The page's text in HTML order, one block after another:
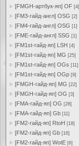
[FMGH-артбук-яп] OF [4]
[FM3-гайд-англ] OSG [2]
[FM4-гайд-англ] OSG [1]
[FME-гайд-англ] SSG [1]
[FM1st-гайд-яп] LSH [4]
[FM1st-гайд-яп] MG [25]
[FM1st-гайд-яп] OGs [11]
[FM1st-гайд-яп] OGp [9]
[FMGH-гайд-яп] MG [22]
[FMGH-гайд-яп] OG [3]
[FMA-гайд-яп] OG [28]
[FMA-гайд-яп] Gb [11]
[FM2-гайд-яп] RtoH [18]
[FM2-гайд-яп] Gb [16]
[FM2-гайд-яп] WotE [6]